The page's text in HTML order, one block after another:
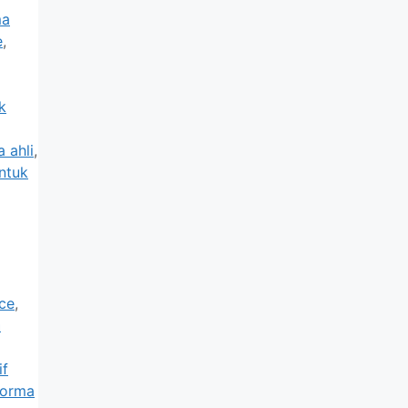
,
ahli,
,